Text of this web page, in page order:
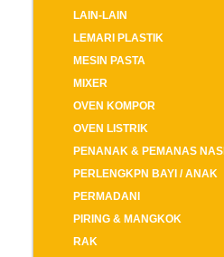
LAIN-LAIN
LEMARI PLASTIK
MESIN PASTA
MIXER
OVEN KOMPOR
OVEN LISTRIK
PENANAK & PEMANAS NASI
PERLENGKPN BAYI / ANAK
PERMADANI
PIRING & MANGKOK
RAK